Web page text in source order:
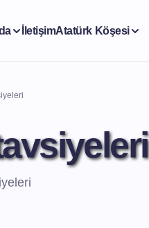
İletişimAtatürk Köşesi